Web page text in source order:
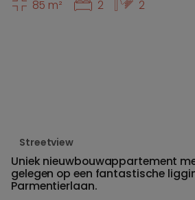
85 m² 2 2
Streetview
Uniek nieuwbouwappartement
gelegen op een fantastische
Parmentierlaan.